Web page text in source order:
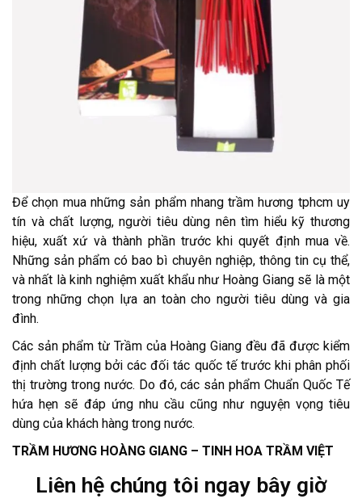
Để chọn mua những sản phẩm nhang trầm hương tphcm uy
tín và chất lượng, người tiêu dùng nên tìm hiểu kỹ thương
hiệu, xuất xứ và thành phần trước khi quyết định mua về.
Những sản phẩm có bao bì chuyên nghiệp, thông tin cụ thể,
và nhất là kinh nghiệm xuất khẩu như Hoàng Giang sẽ là một
trong những chọn lựa an toàn cho người tiêu dùng và gia
đình.
Các sản phẩm từ Trầm của Hoàng Giang đều đã được kiểm
định chất lượng bởi các đối tác quốc tế trước khi phân phối
thị trường trong nước. Do đó, các sản phẩm Chuẩn Quốc Tế
hứa hẹn sẽ đáp ứng nhu cầu cũng như nguyện vọng tiêu
dùng của khách hàng trong nước.
TRẦM HƯƠNG HOÀNG GIANG – TINH HOA TRẦM VIỆT
Liên hệ chúng tôi ngay bây giờ